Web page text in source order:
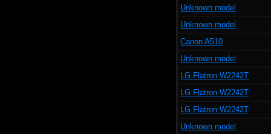
Unknown model
Unknown model
Canon A510
Unknown model
LG Flatron W2242T
LG Flatron W2242T
LG Flatron W2242T
Unknown model